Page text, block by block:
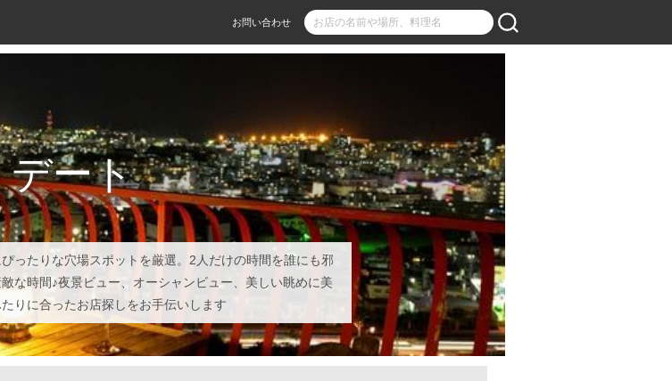
お問い合わせ
デート
ったりな穴場スポットを厳選。2人だけの時間を誰にも邪
な時間♪夜景ビュー、オーシャンビュー、美しい眺めに美
りに合ったお店探しをお手伝いします